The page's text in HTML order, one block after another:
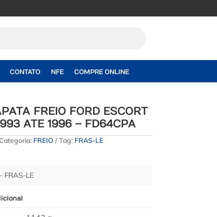
CONTATO NFE COMPRE ONLINE
FREIO FORD ESCORT
ATE 1996 – FD64CPA
FREIO Tag: FRAS-LE
FRAS-LE